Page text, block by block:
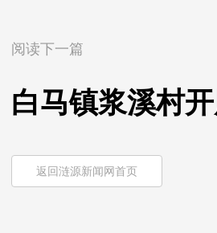
阅读下一篇
白马镇浆溪村
返回涟源新闻网首页